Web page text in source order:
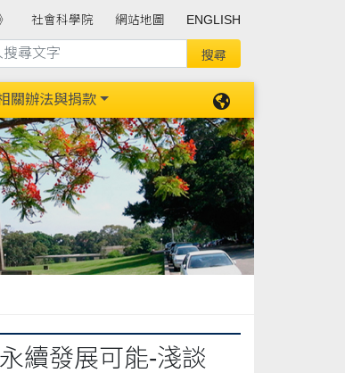
社會科學院 網站地圖 ENGLISH
關辦法與捐款
續發展可能-淺談